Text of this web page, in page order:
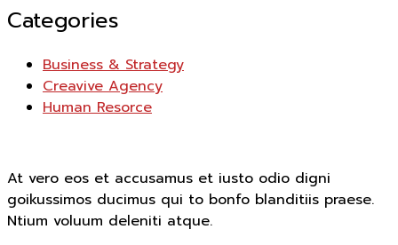
Categories
Business & Strategy
Creavive Agency
Human Resorce
At vero eos et accusamus et iusto odio digni
goikussimos ducimus qui to bonfo blanditiis praese.
Ntium voluum deleniti atque.